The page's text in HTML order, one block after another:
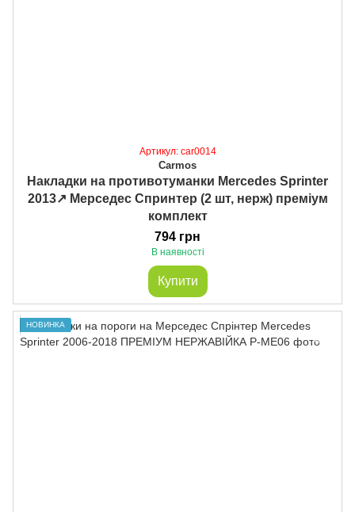
Артикул: car0014
Carmos
Накладки на противотуманки Mercedes Sprinter
2013↗ Мерседес Спринтер (2 шт, нерж) преміум
комплект
794 грн
В наявності
Купити
НОВИНКА